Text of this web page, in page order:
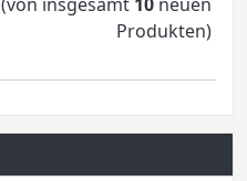
Produkten)